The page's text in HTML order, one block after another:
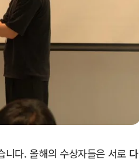
니다. 올해의 수상자들은 서로 다